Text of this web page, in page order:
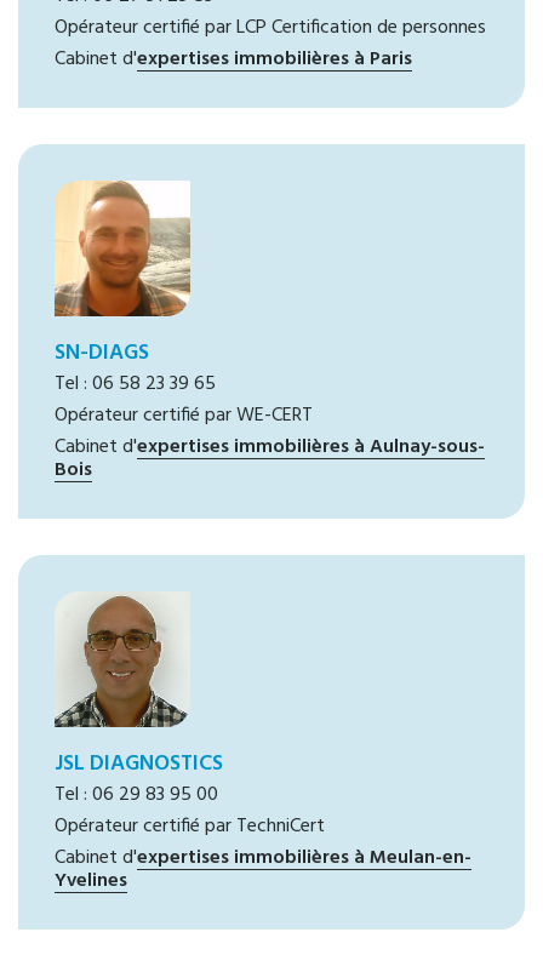
Opérateur certifié par LCP Certification de personnes
Cabinet d'expertises immobilières à Paris
SN-DIAGS
Tel : 06 58 23 39 65
Opérateur certifié par WE-CERT
Cabinet d'expertises immobilières à Aulnay-sous-
Bois
JSL DIAGNOSTICS
Tel : 06 29 83 95 00
Opérateur certifié par TechniCert
Cabinet d'expertises immobilières à Meulan-en-
Yvelines